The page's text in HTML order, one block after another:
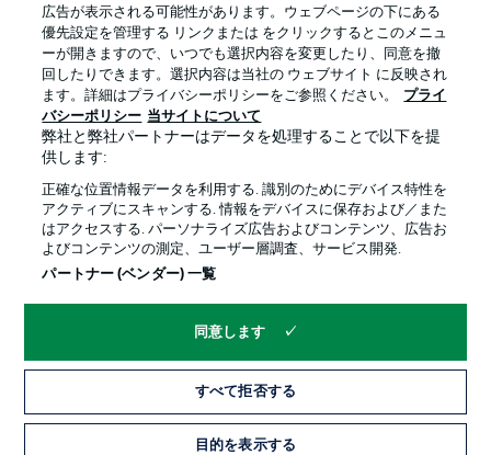
プライバシー・ポリシー 優先設定を管理する
利用条件 放送局
求人 選手
当サイトについて
© 2026 Bundesliga-Gruppe GmbH
言語をお選びください
Display Mode
広告が表示される可能性があります。ウェブページの下にある
優先設定を管理する リンクまたは をクリックするとこのメニュ
ーが開きますので、いつでも選択内容を変更したり、同意を撤
回したりできます。選択内容は当社の ウェブサイト に反映され
ます。詳細はプライバシーポリシーをご参照ください。
プライ
バシーポリシー 当サイトについて
弊社と弊社パートナーはデータを処理することで以下を提
供します:
正確な位置情報データを利用する. 識別のためにデバイス特性を
アクティブにスキャンする. 情報をデバイスに保存および／また
はアクセスする. パーソナライズ広告およびコンテンツ、広告お
よびコンテンツの測定、ユーザー層調査、サービス開発.
パートナー (ベンダー) 一覧
同意します
すべて拒否する
目的を表示する